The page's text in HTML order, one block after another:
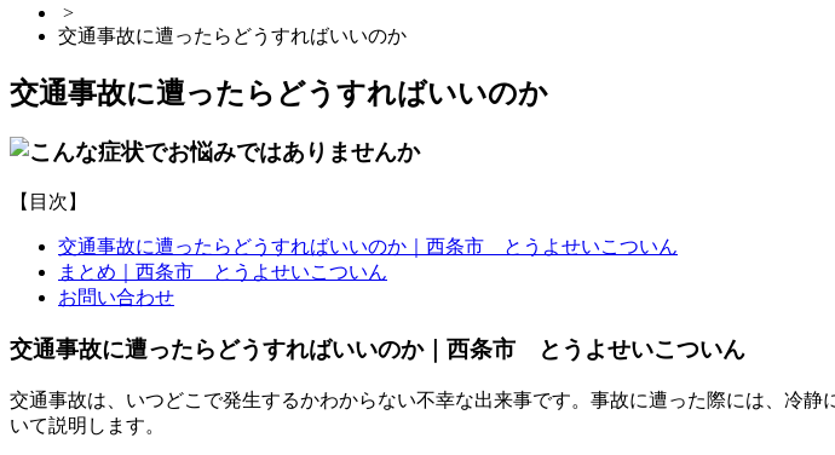
>
交通事故に遭ったらどうすればいいのか
交通事故に遭ったらどうすればいいのか
【目次】
交通事故に遭ったらどうすればいいのか｜西条市 とうよせいこついん
まとめ｜西条市 とうよせいこついん
お問い合わせ
交通事故に遭ったらどうすればいいのか｜西条市 とうよせいこついん
交通事故は、いつどこで発生するかわからない不幸な出来事です。事故に遭った際には、冷
いて説明します。